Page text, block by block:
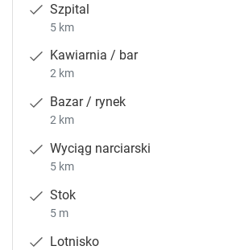
Szpital
5 km
Kawiarnia / bar
2 km
Bazar / rynek
2 km
Wyciąg narciarski
5 km
Stok
5 m
Lotnisko